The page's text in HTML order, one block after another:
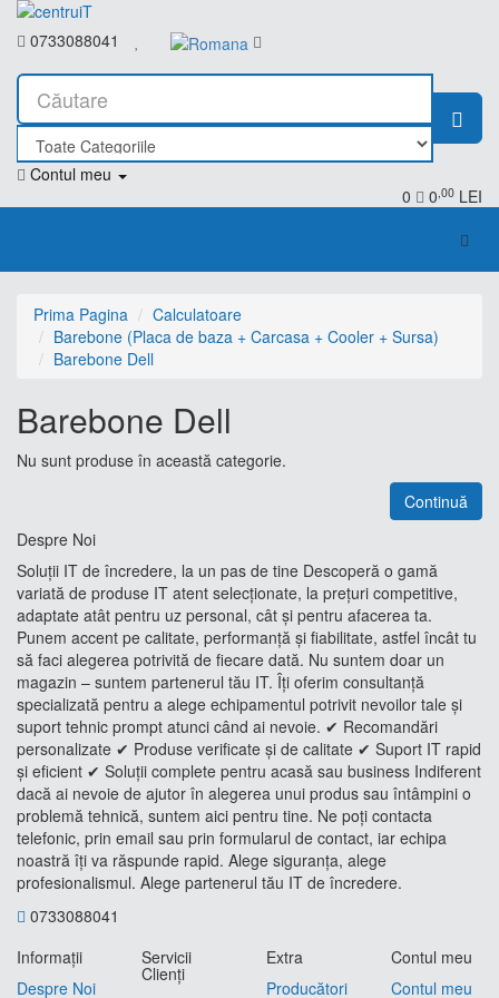
0733088041
Contul meu
0
0,00 LEI
Prima Pagina
Calculatoare
Barebone (Placa de baza + Carcasa + Cooler + Sursa)
Barebone Dell
Barebone Dell
Nu sunt produse în această categorie.
Continuă
Despre Noi
Soluții IT de încredere, la un pas de tine Descoperă o gamă
variată de produse IT atent selecționate, la prețuri competitive,
adaptate atât pentru uz personal, cât și pentru afacerea ta.
Punem accent pe calitate, performanță și fiabilitate, astfel încât tu
să faci alegerea potrivită de fiecare dată. Nu suntem doar un
magazin – suntem partenerul tău IT. Îți oferim consultanță
specializată pentru a alege echipamentul potrivit nevoilor tale și
suport tehnic prompt atunci când ai nevoie. ✔ Recomandări
personalizate ✔ Produse verificate și de calitate ✔ Suport IT rapid
și eficient ✔ Soluții complete pentru acasă sau business Indiferent
dacă ai nevoie de ajutor în alegerea unui produs sau întâmpini o
problemă tehnică, suntem aici pentru tine. Ne poți contacta
telefonic, prin email sau prin formularul de contact, iar echipa
noastră îți va răspunde rapid. Alege siguranța, alege
profesionalismul. Alege partenerul tău IT de încredere.
0733088041
Informaţii
Despre Noi
Servicii
Clienţi
Extra
Producători
Contul meu
Contul meu